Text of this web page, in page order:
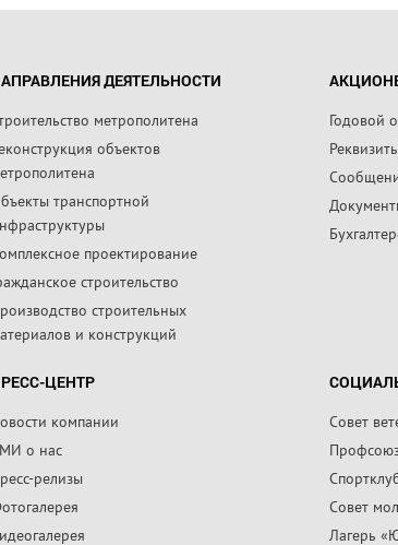
ДЕЯТЕЛЬНОСТИ
метрополитена
объектов
транспортной
проектирование
строительство
строительных
и конструкций
Годовой
ЦЕНТР
компании
о нас
релизы
Совет
Совет
Лагерь